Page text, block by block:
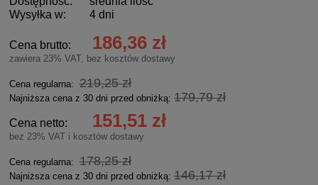
Wysyłka w:
4 dni
Cena brutto: 186,36 zł
zawiera 23% VAT, bez kosztów dostawy
Cena regularna: 219,25 zł
Najniższa cena z 30 dni przed obniżką: 179,79 zł
Cena netto: 151,51 zł
bez 23% VAT i kosztów dostawy
Cena regularna: 178,25 zł
Najniższa cena z 30 dni przed obniżką: 146,17 zł